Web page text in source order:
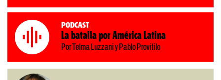
Podcast
La batalla por América Latina
Por Telma Luzzani y Pablo Provitilo